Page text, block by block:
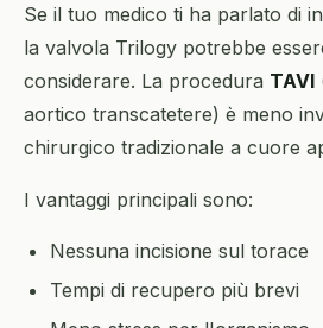
Se il tuo medico ti ha parlato di
la valvola Trilogy potrebbe
considerare. La procedura TAVI
aortico transcatetere) è meno
chirurgico tradizionale a cuore
I vantaggi principali sono:
Nessuna incisione sul torace
Tempi di recupero più brevi